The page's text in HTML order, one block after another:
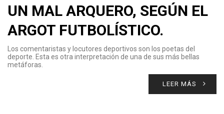
UN MAL ARQUERO, SEGÚN EL
ARGOT FUTBOLÍSTICO.
Los comentaristas y locutores deportivos son los poetas del
deporte. Esta es otra interpretación de una de sus más bellas
metáforas.
LEER MÁS